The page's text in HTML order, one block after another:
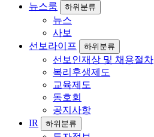
뉴스룸
하위분류
뉴스
사보
선보라이프
하위분류
선보인재상 및 채용절차
복리후생제도
교육제도
동호회
공지사항
IR
하위분류